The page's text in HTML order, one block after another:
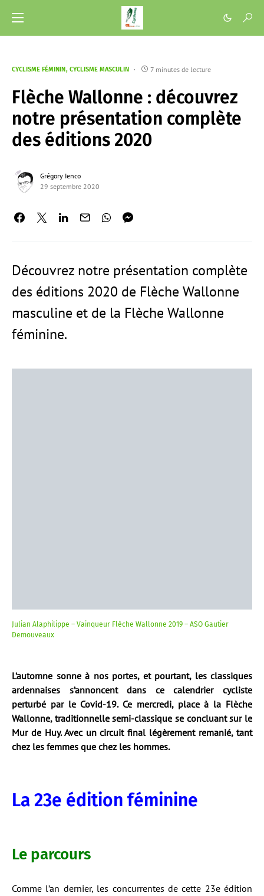
CYCLISME FÉMININ CYCLISME MASCULIN 7 minutes de lecture
Flèche Wallonne : découvrez
notre présentation complète
des éditions 2020
Grégory Ienco
29 septembre 2020
Découvrez notre présentation complète
des éditions 2020 de Flèche Wallonne
masculine et de la Flèche Wallonne
féminine.
Julian Alaphilippe – Vainqueur Flèche Wallonne 2019 – ASO Gautier
Demouveaux
L’automne sonne à nos portes, et pourtant, les classiques
ardennaises s’annoncent dans ce calendrier cycliste
perturbé par le Covid-19. Ce mercredi, place à la Flèche
Wallonne, traditionnelle semi-classique se concluant sur le
Mur de Huy. Avec un circuit final légèrement remanié, tant
chez les femmes que chez les hommes.
La 23e édition féminine
Le parcours
Comme l’an dernier, les concurrentes de cette 23e édition